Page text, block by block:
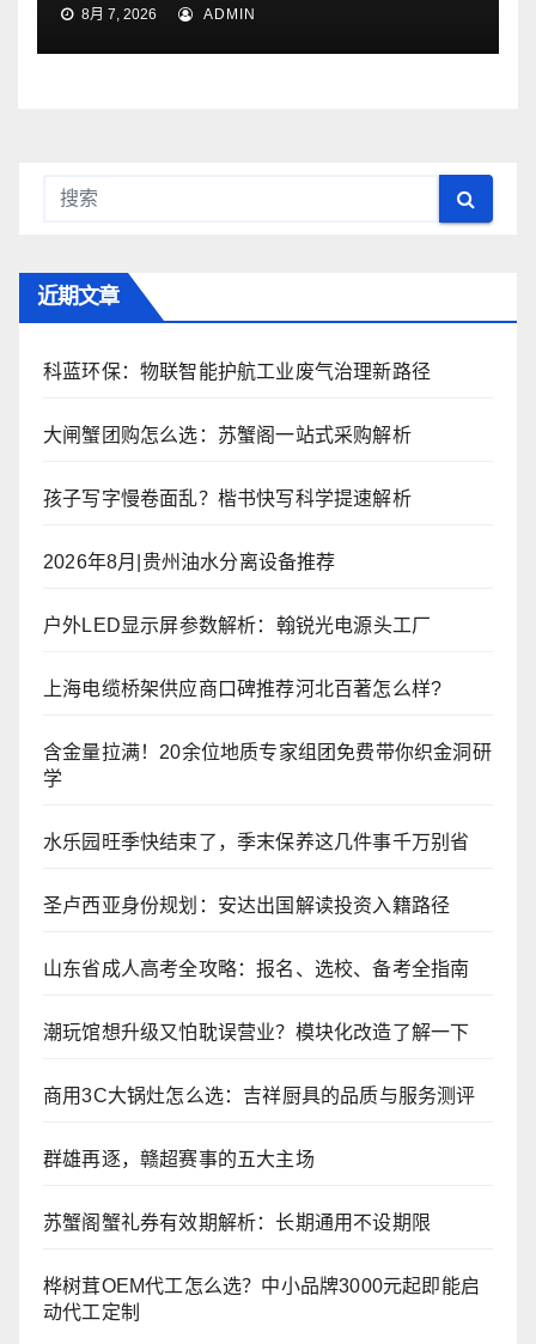
8月 7, 2026 ADMIN
近期文章
科蓝环保：物联智能护航工业废气治理新路径
大闸蟹团购怎么选：苏蟹阁一站式采购解析
孩子写字慢卷面乱？楷书快写科学提速解析
2026年8月|贵州油水分离设备推荐
户外LED显示屏参数解析：翰锐光电源头工厂
上海电缆桥架供应商口碑推荐河北百著怎么样?
含金量拉满！20余位地质专家组团免费带你织金洞研
学
水乐园旺季快结束了，季末保养这几件事千万别省
圣卢西亚身份规划：安达出国解读投资入籍路径
山东省成人高考全攻略：报名、选校、备考全指南
潮玩馆想升级又怕耽误营业？模块化改造了解一下
商用3C大锅灶怎么选：吉祥厨具的品质与服务测评
群雄再逐，赣超赛事的五大主场
苏蟹阁蟹礼券有效期解析：长期通用不设期限
桦树茸OEM代工怎么选？中小品牌3000元起即能启
动代工定制